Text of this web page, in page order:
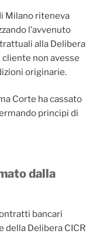
Milano riteneva
l’avvenuto
alla Delibera
non avesse
originarie.
Corte ha cassato
principi di
dalla
bancari
della Delibera CICR